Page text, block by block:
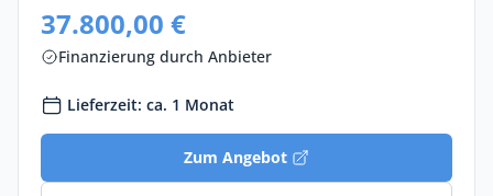
37.800,00 €
Finanzierung durch Anbieter
Lieferzeit: ca. 1 Monat
Zum Angebot